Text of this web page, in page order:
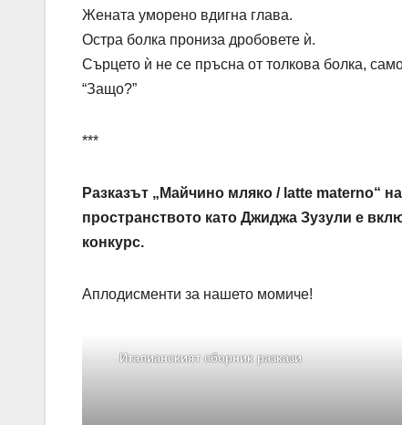
Жената уморено вдигна глава.
Остра болка прониза дробовете ѝ.
Сърцето ѝ не се пръсна от толкова болка,
“Защо?”
***
Разказът „Mайчино мляко / latte materno“
пространството като Джиджа Зузули е
конкурс.
Аплодисменти за нашето момиче!
Италианският сборник разкази